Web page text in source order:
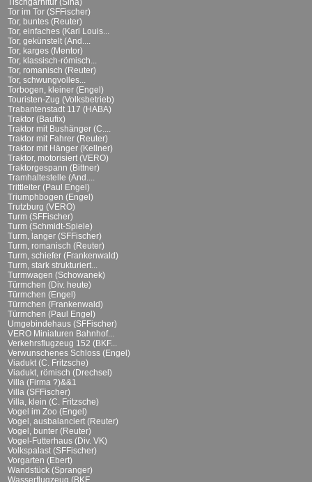
Tischgarnitur (Sina)
Tor im Tor (SFFischer)
Tor, buntes (Reuter)
Tor, einfaches (Karl Louis...
Tor, gekünstelt (And....
Tor, karges (Mentor)
Tor, klassisch-römisch...
Tor, romanisch (Reuter)
Tor, schwungvolles...
Torbogen, kleiner (Engel)
Touristen-Zug (Volksbetrieb)
Trabantenstadt 117 (HABA)
Traktor (Baufix)
Traktor mit Bushänger (C....
Traktor mit Fahrer (Reuter)
Traktor mit Hänger (Kellner)
Traktor, motorisiert (VERO)
Traktorgespann (Bittner)
Tramhaltestelle (And....
Trittleiter (Paul Engel)
Triumphbogen (Engel)
Trutzburg (VERO)
Turm (SFFischer)
Turm (Schmidt-Spiele)
Turm, langer (SFFischer)
Turm, romanisch (Reuter)
Turm, schiefer (Frankenwald)
Turm, stark strukturiert...
Turmwagen (Schowanek)
Türmchen (Div. heute)
Türmchen (Engel)
Türmchen (Frankenwald)
Türmchen (Paul Engel)
Umgebindehaus (SFFischer)
VERO Miniaturen Bahnhof...
Verkehrsflugzeug 152 (BKF...
Verwunschenes Schloss (Engel)
Viadukt (C. Fritzsche)
Viadukt, römisch (Drechsel)
Villa (Firma ?)&&1
Villa (SFFischer)
Villa, klein (C. Fritzsche)
Vogel im Zoo (Engel)
Vogel, ausbalanciert (Reuter)
Vogel, bunter (Reuter)
Vogel-Futterhaus (Div. VK)
Volkspalast (SFFischer)
Vorgarten (Ebert)
Wandstück (Spranger)
Wasserflugzeug (BKF